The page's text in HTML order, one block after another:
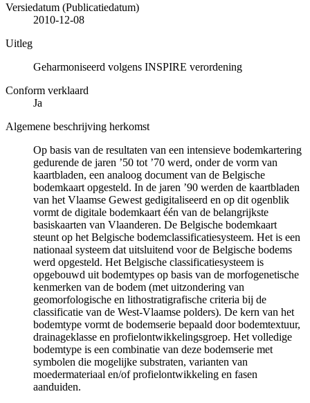
Versiedatum (Publicatiedatum)
2010-12-08
Uitleg
Geharmoniseerd volgens INSPIRE verordening
Conform verklaard
Ja
Algemene beschrijving herkomst
Op basis van de resultaten van een intensieve bodemkartering
gedurende de jaren ’50 tot ’70 werd, onder de vorm van
kaartbladen, een analoog document van de Belgische
bodemkaart opgesteld. In de jaren ’90 werden de kaartbladen
van het Vlaamse Gewest gedigitaliseerd en op dit ogenblik
vormt de digitale bodemkaart één van de belangrijkste
basiskaarten van Vlaanderen. De Belgische bodemkaart
steunt op het Belgische bodemclassificatiesysteem. Het is een
nationaal systeem dat uitsluitend voor de Belgische bodems
werd opgesteld. Het Belgische classificatiesysteem is
opgebouwd uit bodemtypes op basis van de morfogenetische
kenmerken van de bodem (met uitzondering van
geomorfologische en lithostratigrafische criteria bij de
classificatie van de West-Vlaamse polders). De kern van het
bodemtype vormt de bodemserie bepaald door bodemtextuur,
drainageklasse en profielontwikkelingsgroep. Het volledige
bodemtype is een combinatie van deze bodemserie met
symbolen die mogelijke substraten, varianten van
moedermateriaal en/of profielontwikkeling en fasen
aanduiden.